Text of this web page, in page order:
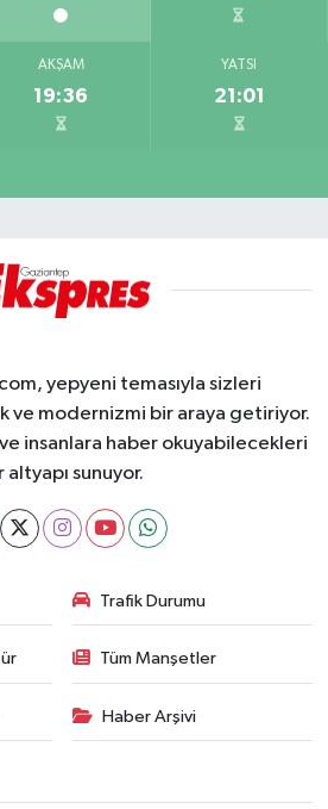
AKŞAM
19:36
YATSI
21:01
yepyeni temasıyla sizleri
ve modernizmi bir araya getiriyor.
insanlara haber okuyabilecekleri
altyapı sunuyor.
Trafik Durumu
Tüm Manşetler
Haber Arşivi